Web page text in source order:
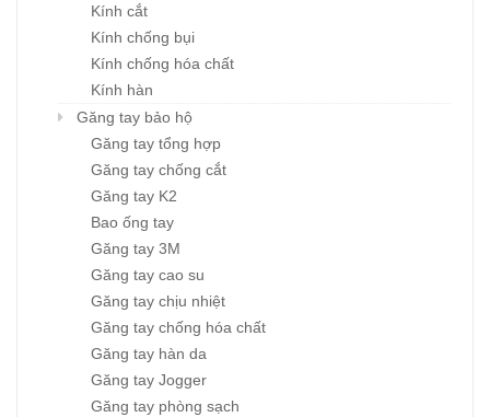
Kính cắt
Kính chống bụi
Kính chống hóa chất
Kính hàn
Găng tay bảo hộ
Găng tay tổng hợp
Găng tay chống cắt
Găng tay K2
Bao ống tay
Găng tay 3M
Găng tay cao su
Găng tay chịu nhiệt
Găng tay chống hóa chất
Găng tay hàn da
Găng tay Jogger
Găng tay phòng sạch